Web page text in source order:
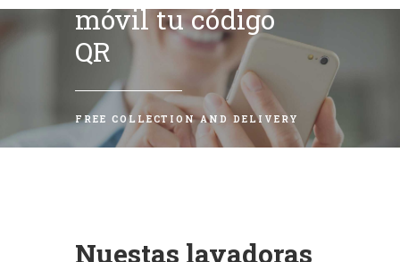
móvil tu código
QR
FREE COLLECTION AND DELIVERY
Nuestas lavadoras